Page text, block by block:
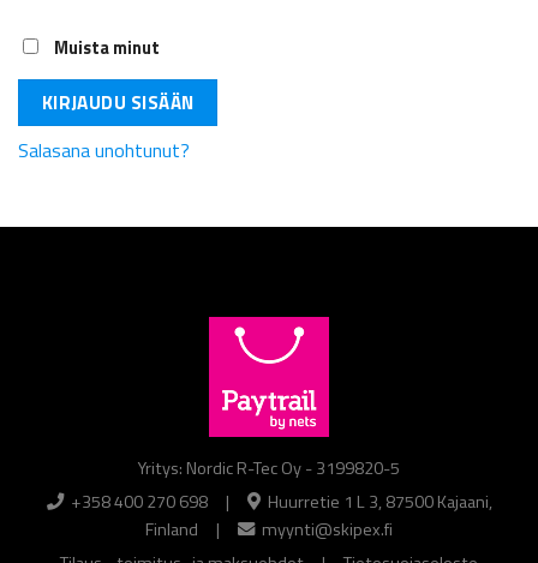
Muista minut
KIRJAUDU SISÄÄN
Salasana unohtunut?
Yritys: Nordic R-Tec Oy - 3199820-5
+358 400 270 698|
Huurretie 1 L 3, 87500 Kajaani,
Finland |
myynti@skipex.fi